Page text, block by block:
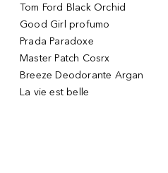
Tom Ford Black Orchid
Good Girl profumo
Prada Paradoxe
Master Patch Cosrx
Breeze Deodorante Argan
La vie est belle